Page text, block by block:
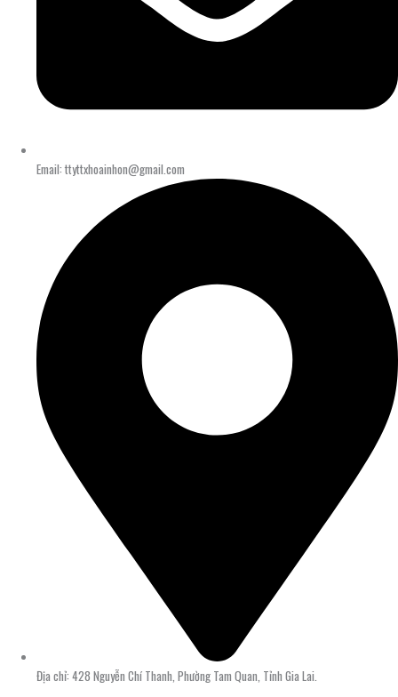
Email: ttyttxhoainhon@gmail.com
Địa chỉ: 428 Nguyễn Chí Thanh, Phường Tam Quan, Tỉnh Gia Lai.